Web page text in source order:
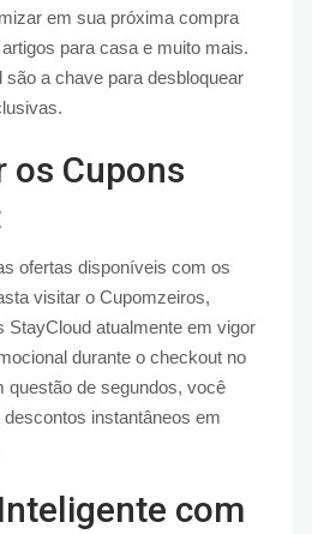
em sua próxima compra
para casa e muito mais.
a chave para desbloquear
os Cupons
ofertas disponíveis com os
visitar o Cupomzeiros,
StayCloud atualmente em vigor
durante o checkout no
questão de segundos, você
instantâneos em
com